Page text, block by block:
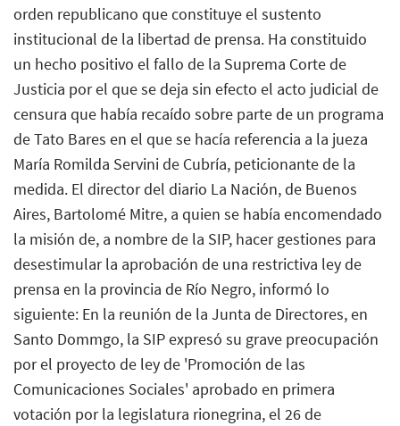
orden republicano que constituye el sustento
institucional de la libertad de prensa. Ha constituido
un hecho positivo el fallo de la Suprema Corte de
Justicia por el que se deja sin efecto el acto judicial de
censura que había recaído sobre parte de un programa
de Tato Bares en el que se hacía referencia a la jueza
María Romilda Servini de Cubría, peticionante de la
medida. El director del diario La Nación, de Buenos
Aires, Bartolomé Mitre, a quien se había encomendado
la misión de, a nombre de la SIP, hacer gestiones para
desestimular la aprobación de una restrictiva ley de
prensa en la provincia de Río Negro, informó lo
siguiente: En la reunión de la Junta de Directores, en
Santo Dommgo, la SIP expresó su grave preocupación
por el proyecto de ley de 'Promoción de las
Comunicaciones Sociales' aprobado en primera
votación por la legislatura rionegrina, el 26 de